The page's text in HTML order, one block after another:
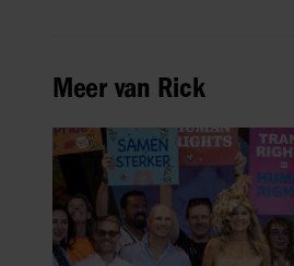
Meer van Rick